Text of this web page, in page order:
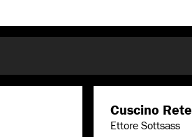
Cuscino Rete
Ettore Sottsass